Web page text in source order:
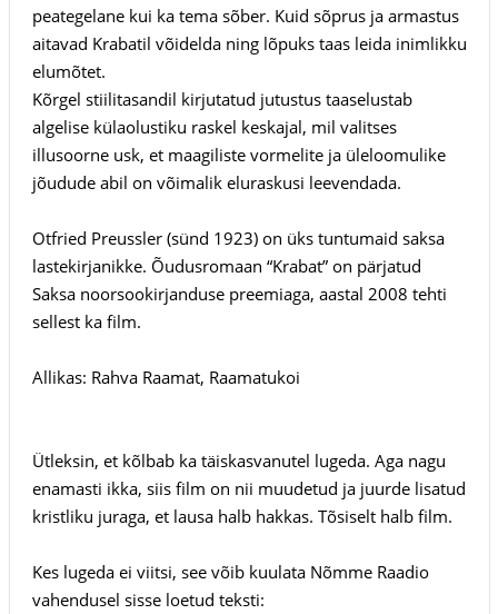
peategelane kui ka tema sõber. Kuid sõprus ja armastus
aitavad Krabatil võidelda ning lõpuks taas leida inimlikku
elumõtet.
Kõrgel stiilitasandil kirjutatud jutustus taaselustab
algelise külaolustiku raskel keskajal, mil valitses
illusoorne usk, et maagiliste vormelite ja üleloomulike
jõudude abil on võimalik eluraskusi leevendada.
Otfried Preussler (sünd 1923) on üks tuntumaid saksa
lastekirjanikke. Õudusromaan “Krabat” on pärjatud
Saksa noorsookirjanduse preemiaga, aastal 2008 tehti
sellest ka film.
Allikas: Rahva Raamat, Raamatukoi
Ütleksin, et kõlbab ka täiskasvanutel lugeda. Aga nagu
enamasti ikka, siis film on nii muudetud ja juurde lisatud
kristliku juraga, et lausa halb hakkas. Tõsiselt halb film.
Kes lugeda ei viitsi, see võib kuulata Nõmme Raadio
vahendusel sisse loetud teksti: